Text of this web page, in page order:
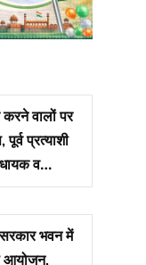
करने वालों पर
पूर्व प्रत्याशी
व
भवन में
आयोजन,